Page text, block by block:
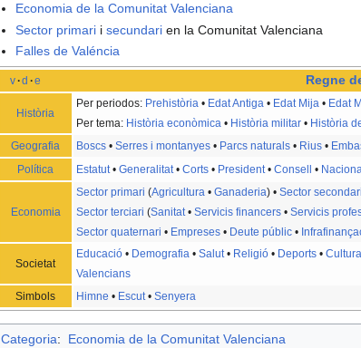
Economia de la Comunitat Valenciana
Sector primari isecundari en la Comunitat Valenciana
Falles de Valéncia
v·d ·e Regne
Història
Per periodos: Prehistòria • Edat Antiga • Edat Mija • Edat
Per tema: Història econòmica • Història militar • Història
Geografia
Boscs •Serres i montanyes • Parcs naturals • Rius •
Política
Estatut•Generalitat•Corts • President•Consell •
Economia
Sector primari (Agricultura •Ganaderia) •Sector secondari
Sector terciari (Sanitat•Servicis financers •Servicis
Sector quaternari • Empreses • Deute públic •
Societat
Educació • Demografia •Salut• Religió • Deports •Cultura
Valencians
Simbols
Himne • Escut•Senyera
Categoria: Economia de la Comunitat Valenciana